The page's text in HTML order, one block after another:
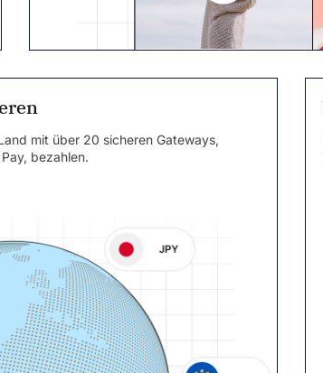
mit über 20 sicheren Gateways,
bezahlen.